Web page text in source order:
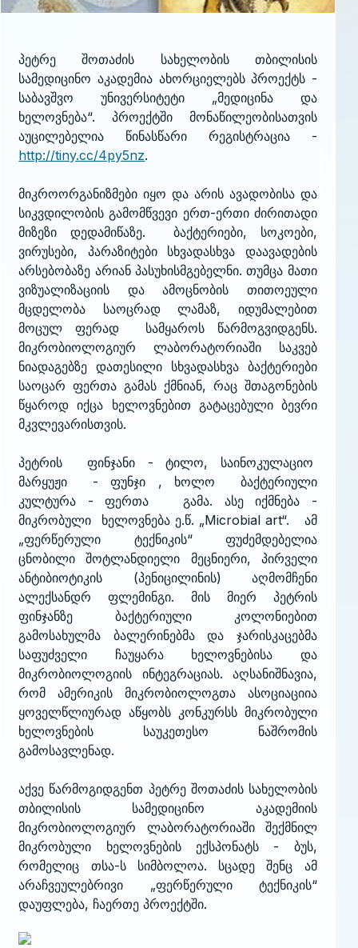
პეტრე შოთაძის სახელობის თბილისის
სამედიცინო აკადემია ახორციელებს პროექტს -
საბავშვო უნივერსიტეტი „მედიცინა და
ხელოვნება“. პროექტში მონაწილეობისათვის
აუცილებელია წინასწარი რეგისტრაცია -
http://tiny.cc/4py5nz.
მიკროორგანიზმები იყო და არის ავადობისა და
სიკვდილობის გამომწვევი ერთ-ერთი ძირითადი
მიზეზი დედამიწაზე. ბაქტერიები, სოკოები,
ვირუსები, პარაზიტები სხვადასხვა დაავადების
არსებობაზე არიან პასუხისმგებელნი. თუმცა მათი
ვიზუალიზაციის და ამოცნობის თითოეული
მცდელობა საოცრად ლამაზ, იდუმალებით
მოცულ ფერად სამყაროს წარმოგვიდგენს.
მიკრობიოლოგიურ ლაბორატორიაში საკვებ
ნიადაგებზე დათესილი სხვადასხვა ბაქტერიები
საოცარ ფერთა გამას ქმნიან, რაც შთაგონების
წყაროდ იქცა ხელოვნებით გატაცებული ბევრი
მკვლევარისთვის.
პეტრის ფინჯანი - ტილო, საინოკულაციო
მარყუჟი - ფუნჯი , ხოლო ბაქტერიული
კულტურა - ფერთა გამა. ასე იქმნება -
მიკრობული ხელოვნება ე.წ. „Microbial art“. ამ
„ფერწერული ტექნიკის“ ფუძემდებელია
ცნობილი შოტლანდიელი მეცნიერი, პირველი
ანტიბიოტიკის (პენიცილინის) აღმომჩენი
ალექსანდრ ფლემინგი. მის მიერ პეტრის
ფინჯანზე ბაქტერიული კოლონიებით
გამოსახულმა ბალერინებმა და ჯარისკაცებმა
საფუძველი ჩაუყარა ხელოვნებისა და
მიკრობიოლოგიის ინტეგრაციას. აღსანიშნავია,
რომ ამერიკის მიკრობიოლოგთა ასოციაციია
ყოველწლიურად აწყობს კონკურსს მიკრობული
ხელოვნების საუკეთესო ნაშრომის
გამოსავლენად.
აქვე წარმოგიდგენთ პეტრე შოთაძის სახელობის
თბილისის სამედიცინო აკადემიის
მიკრობიოლოგიურ ლაბორატორიაში შექმნილ
მიკრობული ხელოვნების ექსპონატს - ბუს,
რომელიც თსა-ს სიმბოლოა. სცადე შენც ამ
არაჩვეულებრივი „ფერწერული ტექნიკის“
დაუფლება, ჩაერთე პროექტში.